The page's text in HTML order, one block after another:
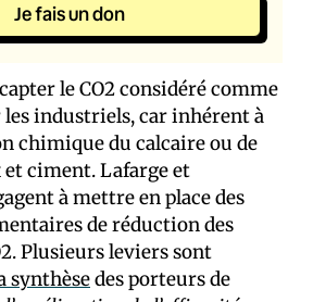
Je fais un don
le CO2 considéré comme
les industriels, car inhérent à
chimique du calcaire ou de
et ciment. Lafarge et
à mettre en place des
de réduction des
Plusieurs leviers sont
synthèsedes porteurs de